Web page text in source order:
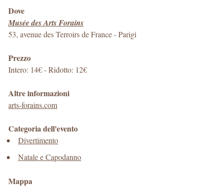
Dove
Musée des Arts Forains
53, avenue des Terroirs de France-Parigi
Prezzo
Intero: 14€ - Ridotto: 12€
Altre informazioni
arts-forains.com
Categoria dell'evento
Divertimento
Natale e Capodanno
Mappa